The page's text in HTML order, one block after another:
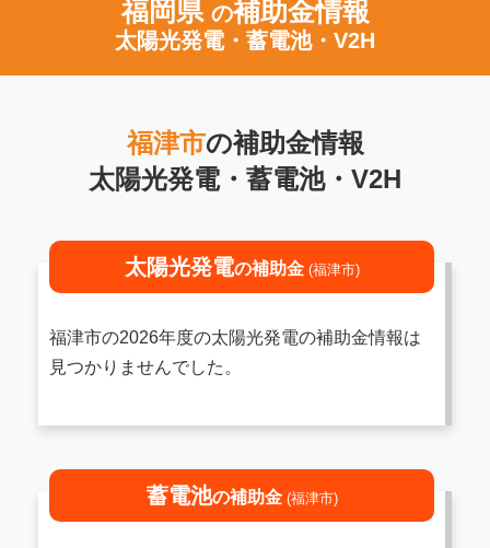
福岡県 の補助金情報
太陽光発電・蓄電池・V2H
福津市の補助金情報
太陽光発電・蓄電池・V2H
太陽光発電の補助金 (福津市)
福津市の2026年度の太陽光発電の補助金情報は
見つかりませんでした。
蓄電池の補助金 (福津市)